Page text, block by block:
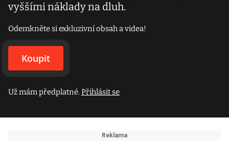
vyššími náklady na dluh.
Odemkněte si exkluzivní obsah a videa!
Koupit
Už mám předplatné.Přihlásit se